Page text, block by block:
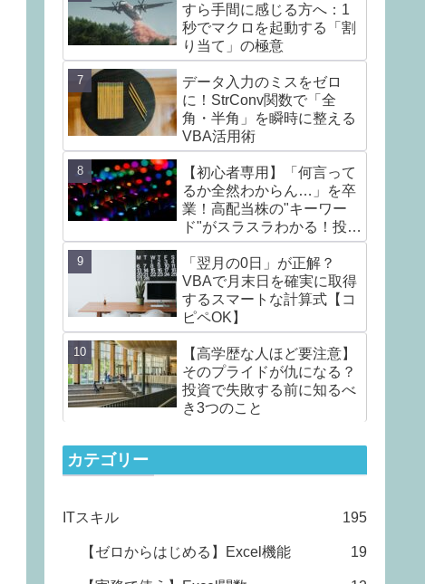
すら手間に感じる方へ：1
秒でマクロを起動する「割
り当て」の極意
データ入力のミスをゼロ
に！StrConv関数で「全
角・半角」を瞬時に整える
VBA活用術
【初心者専用】「何言って
るか全然わからん…」を卒
業！高配当株の"キーワー
ド"がスラスラわかる！投資
の不安を楽しみに変える言
葉7選
「翌月の0日」が正解？
VBAで月末日を確実に取得
するスマートな計算式【コ
ピペOK】
【高学歴な人ほど要注意】
そのプライドが仇になる？
投資で失敗する前に知るべ
き3つのこと
カテゴリー
ITスキル 195
【ゼロからはじめる】Excel機能 19